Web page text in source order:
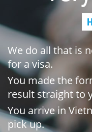
We do all that is
for a visa.
You made the
result straight to
You arrive in
pick up.